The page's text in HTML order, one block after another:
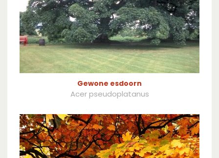
Gewone esdoorn
Acer pseudoplatanus